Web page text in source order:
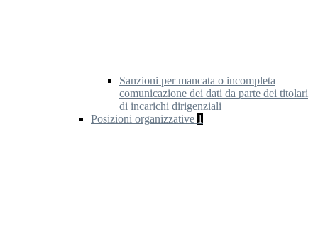
Sanzioni per mancata o incompleta
comunicazione dei dati da parte dei titolari
di incarichi dirigenziali
Posizioni organizzative 1